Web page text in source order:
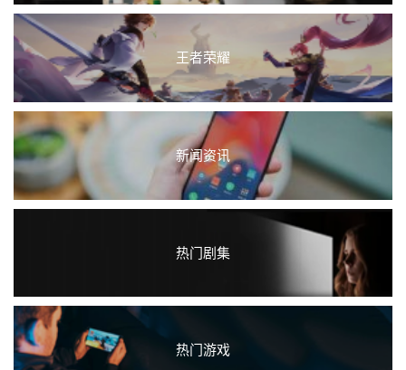
王者荣耀
新闻资讯
热门剧集
热门游戏